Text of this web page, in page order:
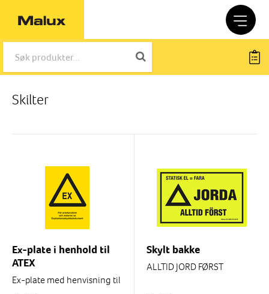
Skilter
Ex-plate i henhold til
ATEX
Ex-plate med henvisning til
Skylt bakke
ALLTID JORD FØRST